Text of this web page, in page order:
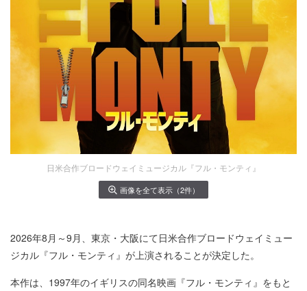
日米合作ブロードウェイミュージカル『フル・モンティ』
画像を全て表示（2件）
2026年8月～9月、東京・大阪にて日米合作ブロードウェイミュー
ジカル『フル・モンティ』が上演されることが決定した。
本作は、1997年のイギリスの同名映画『フル・モンティ』をもと